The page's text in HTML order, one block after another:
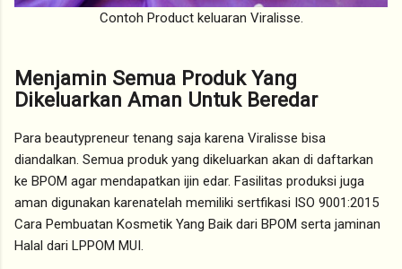
Contoh Product keluaran Viralisse.
Menjamin Semua Produk Yang
Dikeluarkan Aman Untuk Beredar
Para beautypreneur tenang saja karena Viralisse bisa
diandalkan. Semua produk yang dikeluarkan akan di daftarkan
ke BPOM agar mendapatkan ijin edar. Fasilitas produksi juga
aman digunakan karenatelah memiliki sertfikasi ISO 9001:2015
Cara Pembuatan Kosmetik Yang Baik dari BPOM serta jaminan
Halal dari LPPOM MUI.